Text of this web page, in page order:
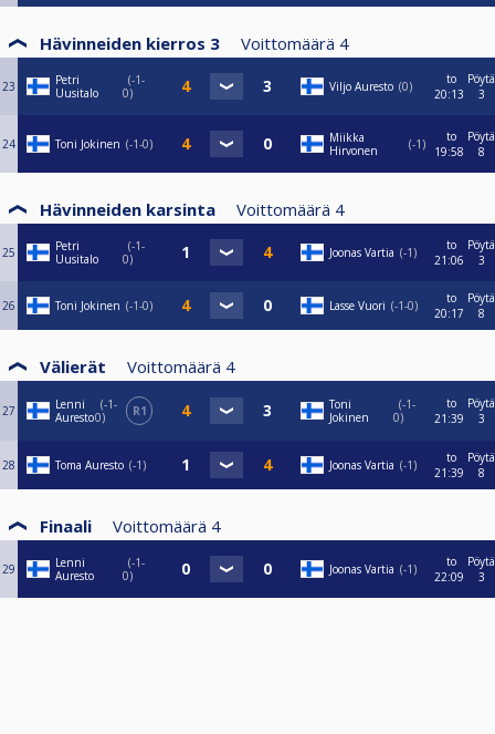
Hävinneiden kierros 3 Voittomäärä 4
23
Petri
Uusitalo
-1-
0
Viljo Auresto 0
to
20:13
Pöytä
3
24 Toni Jokinen -1-0
Miikka
Hirvonen
-1
to
19:58
Pöytä
8
Hävinneiden karsinta Voittomäärä 4
25
Petri
Uusitalo
-1-
0
Joonas Vartia -1
to
21:06
Pöytä
3
26 Toni Jokinen -1-0 Lasse Vuori -1-0
to
20:17
Pöytä
8
Välierät Voittomäärä 4
27
Lenni
Auresto
-1-
0
R1
Toni
Jokinen
-1-
0
to
21:39
Pöytä
3
28 Toma Auresto -1 Joonas Vartia -1
to
21:39
Pöytä
8
Finaali Voittomäärä 4
29
Lenni
Auresto
-1-
0
Joonas Vartia -1
to
22:09
Pöytä
3